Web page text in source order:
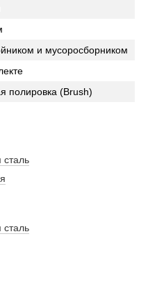
и мусоросборником
полировка (Brush)